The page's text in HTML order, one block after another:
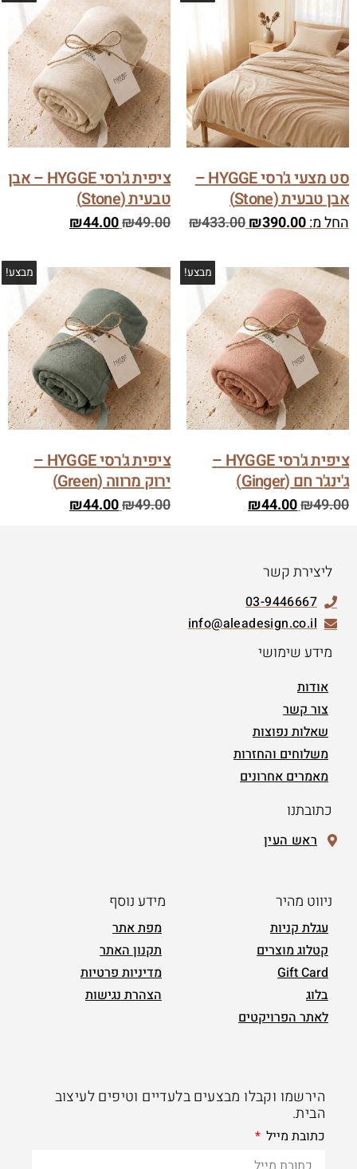
סט מצעי ג'רסי HYGGE –
אבן טבעית (Stone)
החל מ: ₪390.00
₪433.00
ציפית ג'רסי HYGGE – אבן
טבעית (Stone)
₪49.00
₪44.00
מבצע!
ציפית ג'רסי HYGGE –
ג'ינג'ר חם (Ginger)
₪49.00
₪44.00
מבצע!
ציפית ג'רסי HYGGE –
ירוק מרווה (Green)
₪49.00
₪44.00
ליצירת קשר
03-9446667
info@aleadesign.co.il
מידע שימושי
אודות
צור קשר
שאלות נפוצות
משלוחים והחזרות
מאמרים אחרונים
כתובתנו
ראש העין
ניווט מהיר
עגלת קניות
קטלוג מוצרים
Gift Card
בלוג
לאתר הפרויקטים
מידע נוסף
מפת אתר
תקנון האתר
מדיניות פרטיות
הצהרת נגישות
הירשמו וקבלו מבצעים בלעדיים וטיפים לעיצוב
הבית.
כתובת מייל